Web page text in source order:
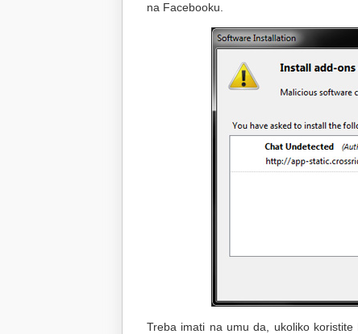
na Facebooku.
Treba imati na umu da, ukoliko